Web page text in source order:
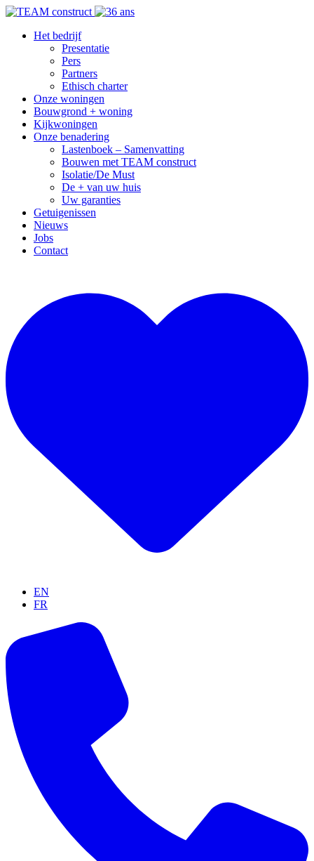
Het bedrijf
Presentatie
Pers
Partners
Ethisch charter
Onze woningen
Bouwgrond + woning
Kijkwoningen
Onze benadering
Lastenboek – Samenvatting
Bouwen met TEAM construct
Isolatie/De Must
De + van uw huis
Uw garanties
Getuigenissen
Nieuws
Jobs
Contact
EN
FR